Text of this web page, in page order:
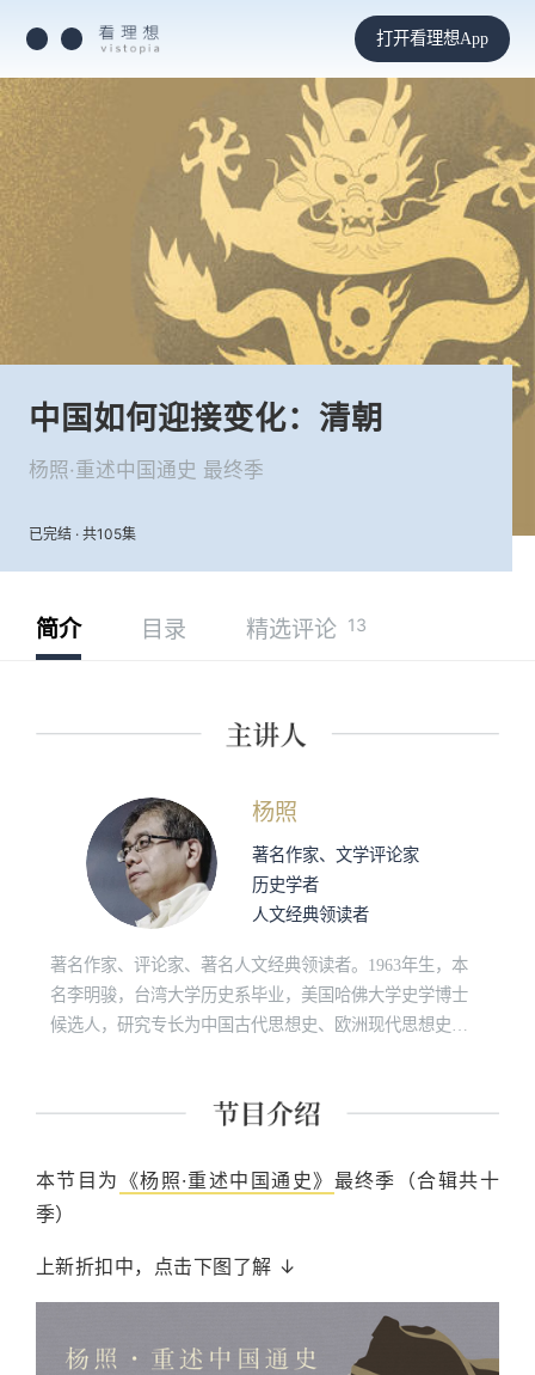
打开看理想App
中国如何迎接变化：清朝
杨照·重述中国通史 最终季
已完结 · 共105集
简介 目录 精选评论 13
杨照
著名作家、文学评论家
历史学者
人文经典领读者
著名作家、评论家、著名人文经典领读者。1963年生，本
名李明骏，台湾大学历史系毕业，美国哈佛大学史学博士
候选人，研究专长为中国古代思想史、欧洲现代思想史、
《故事照亮未来》《想乐：聆听音符背后的美丽心灵》
本节目为 《杨照·重述中国通史》 最终季（合辑共十
季）
上新折扣中，点击下图了解 ↓